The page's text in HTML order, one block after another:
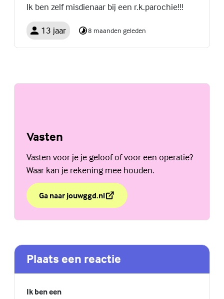
Ik ben zelf misdienaar bij een r.k.parochie!!!
13 jaar 8 maanden geleden
Vasten
Vasten voor je je geloof of voor een operatie?
Waar kan je rekening mee houden.
Ga naar jouwggd.nl
over Vasten
(Externe link)
Plaats een reactie
Ik ben een